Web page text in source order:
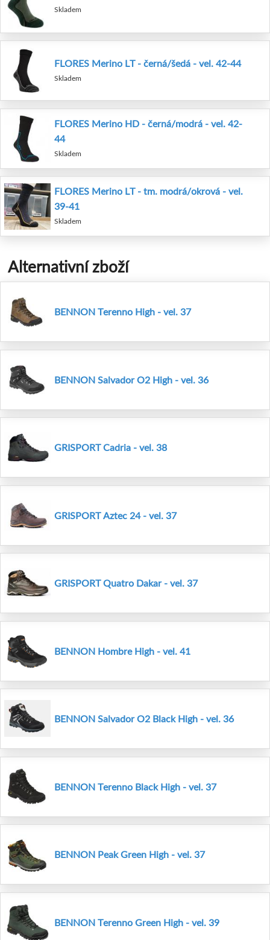
Skladem
FLORES Merino LT - černá/šedá - vel. 42-44
Skladem
FLORES Merino HD - černá/modrá - vel. 42-
44
Skladem
FLORES Merino LT - tm. modrá/okrová - vel.
39-41
Skladem
Alternativní zboží
BENNON Terenno High - vel. 37
BENNON Salvador O2 High - vel. 36
GRISPORT Cadria - vel. 38
GRISPORT Aztec 24 - vel. 37
GRISPORT Quatro Dakar - vel. 37
BENNON Hombre High - vel. 41
BENNON Salvador O2 Black High - vel. 36
BENNON Terenno Black High - vel. 37
BENNON Peak Green High - vel. 37
BENNON Terenno Green High - vel. 39